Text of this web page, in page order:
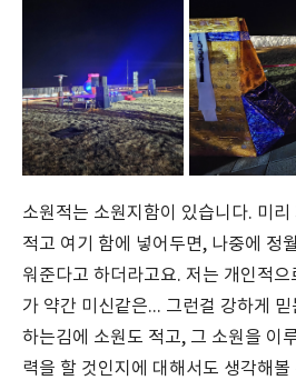
소원적는 소원지함이 있습니다. 미
적고 여기 함에 넣어두면, 나중에 정
워준다고 하더라고요. 저는 개인적
가 약간 미신같은... 그런걸 강하게
하는김에 소원도 적고, 그 소원을 이
력을 할 것인지에 대해서도 생각해볼